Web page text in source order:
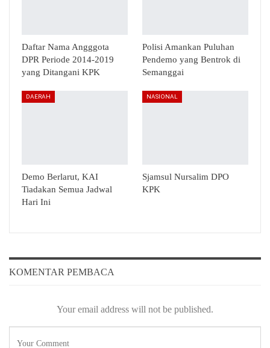
Daftar Nama Angggota
DPR Periode 2014-2019
yang Ditangani KPK
Polisi Amankan Puluhan
Pendemo yang Bentrok di
Semanggai
DAERAH
Demo Berlarut, KAI
Tiadakan Semua Jadwal
Hari Ini
NASIONAL
Sjamsul Nursalim DPO
KPK
KOMENTAR PEMBACA
Your email address will not be published.